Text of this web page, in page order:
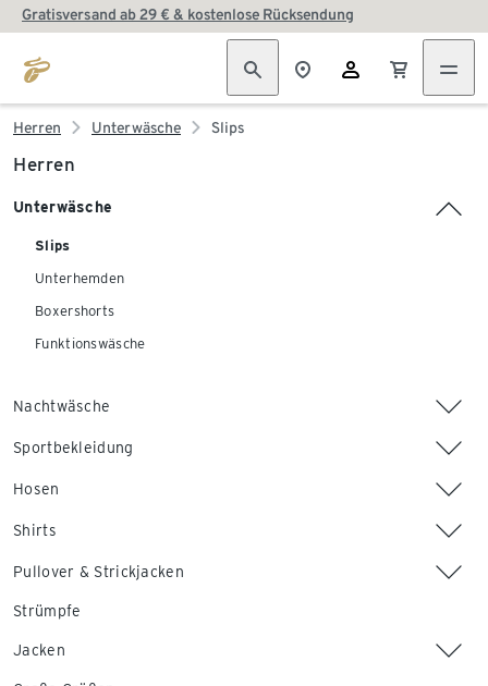
Gratisversand ab 29 € & kostenlose Rücksendung
Herren Unterwäsche Slips
Herren
Unterwäsche
Slips
Unterhemden
Boxershorts
Funktionswäsche
Nachtwäsche
Sportbekleidung
Hosen
Shirts
Pullover & Strickjacken
Strümpfe
Jacken